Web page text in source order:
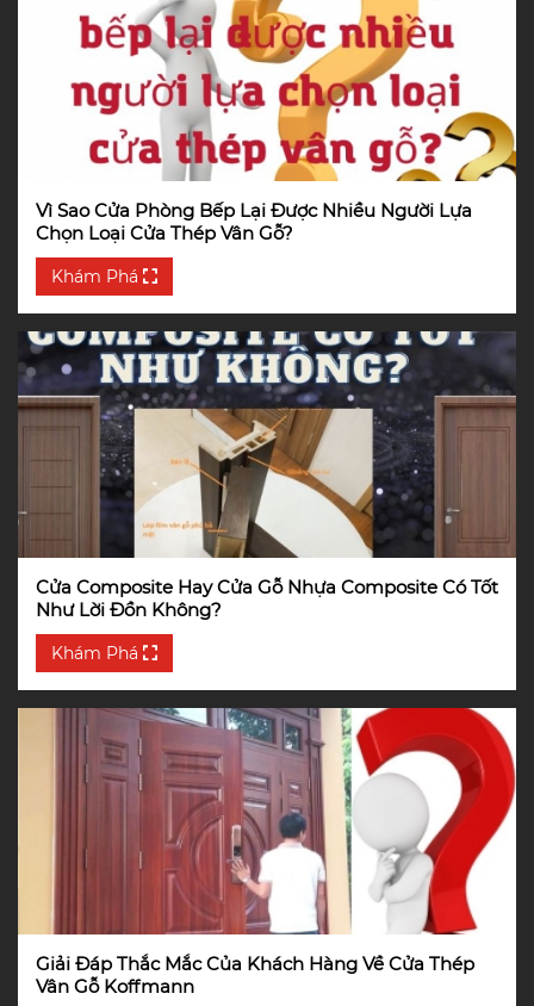
Vì Sao Cửa Phòng Bếp Lại Được Nhiều Người Lựa
Chọn Loại Cửa Thép Vân Gỗ?
Khám Phá
Cửa Composite Hay Cửa Gỗ Nhựa Composite Có Tốt
Như Lời Đồn Không?
Khám Phá
Giải Đáp Thắc Mắc Của Khách Hàng Về Cửa Thép
Vân Gỗ Koffmann